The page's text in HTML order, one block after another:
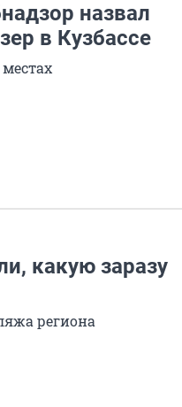
назвал
в Кузбассе
какую заразу
региона